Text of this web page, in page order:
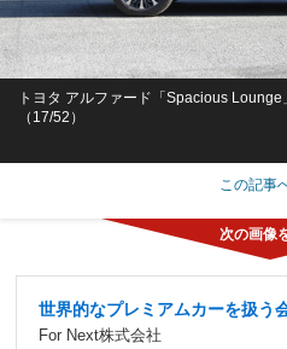
トヨタ アルファード「Spacious Lounge
（17/52）
この記事
世界的なプレミアムカーを扱う
For Next株式会社